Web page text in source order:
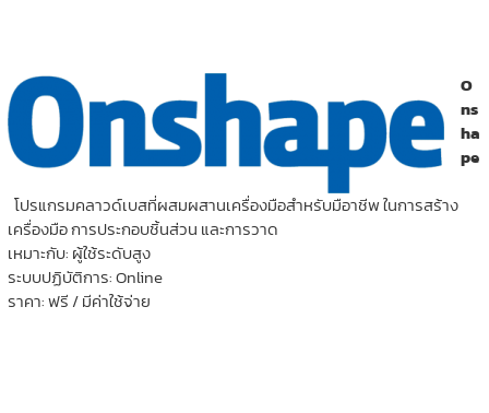
O
ns
ha
pe
โปรแกรมคลาวด์เบสที่ผสมผสานเครื่องมือสำหรับมือาชีพ ในการสร้าง
เครื่องมือ การประกอบชิ้นส่วน และการวาด
เหมาะกับ: ผู้ใช้ระดับสูง
ระบบปฏิบัติการ: Online
ราคา: ฟรี / มีค่าใช้จ่าย